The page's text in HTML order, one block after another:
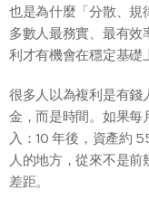
也是為什麼「分散、規
多數人最務實、最有效
利才有機會在穩定基礎
很多人以為複利是有錢
金，而是時間。如果
入：10 年後，資產約
人的地方，從來不是
差距。